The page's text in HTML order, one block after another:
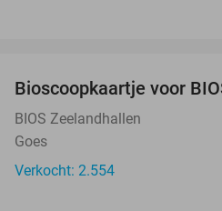
Bioscoopkaartje voor
BIOS Zeelandhallen
Goes
Verkocht: 2.554